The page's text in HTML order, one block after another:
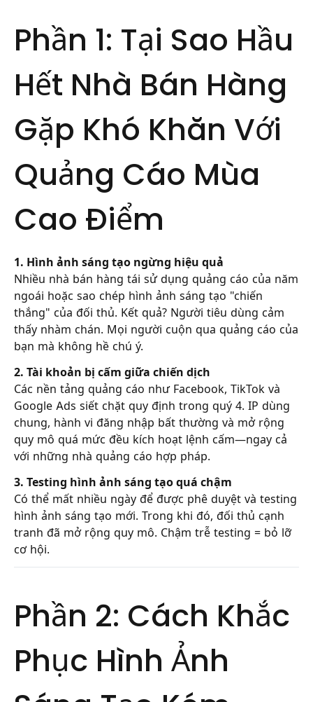
Phần 1: Tại Sao Hầu
Hết Nhà Bán Hàng
Gặp Khó Khăn Với
Quảng Cáo Mùa
Cao Điểm
1. Hình ảnh sáng tạo ngừng hiệu quả
Nhiều nhà bán hàng tái sử dụng quảng cáo của năm
ngoái hoặc sao chép hình ảnh sáng tạo "chiến
thắng" của đối thủ. Kết quả? Người tiêu dùng cảm
thấy nhàm chán. Mọi người cuộn qua quảng cáo của
bạn mà không hề chú ý.
2. Tài khoản bị cấm giữa chiến dịch
Các nền tảng quảng cáo như Facebook, TikTok và
Google Ads siết chặt quy định trong quý 4. IP dùng
chung, hành vi đăng nhập bất thường và mở rộng
quy mô quá mức đều kích hoạt lệnh cấm—ngay cả
với những nhà quảng cáo hợp pháp.
3. Testing hình ảnh sáng tạo quá chậm
Có thể mất nhiều ngày để được phê duyệt và testing
hình ảnh sáng tạo mới. Trong khi đó, đối thủ cạnh
tranh đã mở rộng quy mô. Chậm trễ testing = bỏ lỡ
cơ hội.
Phần 2: Cách Khắc
Phục Hình Ảnh